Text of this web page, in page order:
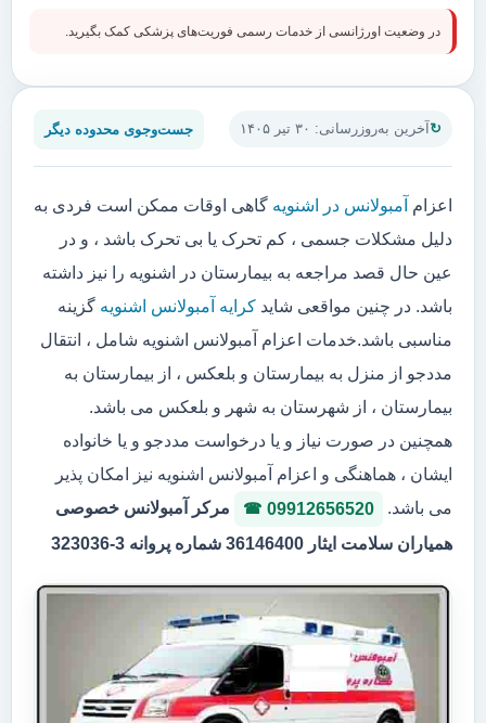
آخرین به‌روزرسانی: ۳۰ تیر ۱۴۰۵ جست‌وجوی محدوده دیگر
اعزام آمبولانس در اشنویه گاهی اوقات ممکن است فردی به
دلیل مشکلات جسمی ، کم تحرک یا بی تحرک باشد ، و در
عین حال قصد مراجعه به بیمارستان در اشنویه را نیز داشته
باشد. در چنین مواقعی شاید کرایه آمبولانس اشنویه گزینه
مناسبی باشد.خدمات اعزام آمبولانس اشنویه شامل ، انتقال
مددجو از منزل به بیمارستان و بلعکس ، از بیمارستان به
بیمارستان ، از شهرستان به شهر و بلعکس می باشد.
همچنین در صورت نیاز و یا درخواست مددجو و یا خانواده
ایشان ، هماهنگی و اعزام آمبولانس اشنویه نیز امکان پذیر
می باشد.
09912656520
مرکر آمبولانس خصوصی
همیاران سلامت ایثار 36146400 شماره پروانه 3-323036
در وضعیت اورژانسی از خدمات رسمی فوریت‌های پزشکی کمک بگیرید.